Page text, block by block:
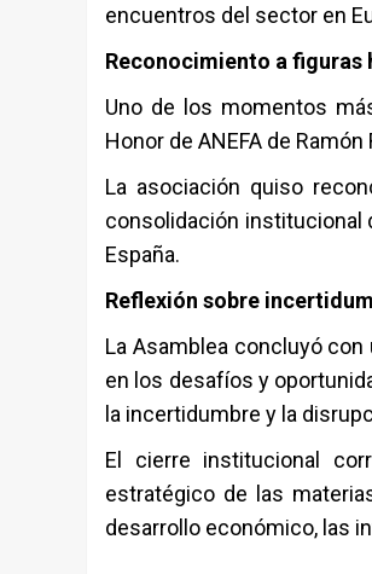
encuentros del sector en
Reconocimiento a
Uno de los momentos
Honor de ANEFA de Ramón
La asociación quiso
consolidación institucional
España.
Reflexión sobre
La Asamblea concluyó
en los desafíos y
la incertidumbre y la
El cierre institucional
estratégico de las
desarrollo económico, las